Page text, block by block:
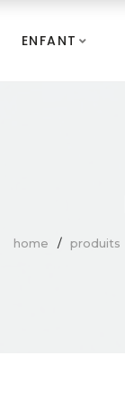
ENFANT
home produits